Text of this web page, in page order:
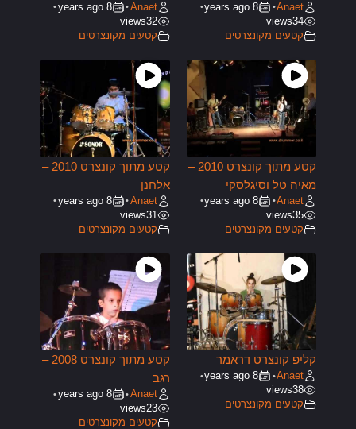
Anaet
•
8 years ago
•
34
views
קטעים מקונצרטים
Anaet
•
8 years ago
•
32
views
קטעים מקונצרטים
קטע מתוך קונצרט 2010 –
מאיה טל וסיגלסקי
Anaet
•
8 years ago
•
35
views
קטעים מקונצרטים
קטע מתוך קונצרט 2010 –
אלחנן
Anaet
•
8 years ago
•
31
views
קטעים מקונצרטים
קליפ קונצרט דראמר
Anaet
•
8 years ago
•
38
views
קטעים מקונצרטים
קטע מתוך קונצרט 2008 –
רגב
Anaet
•
8 years ago
•
23
views
קטעים מקונצרטים